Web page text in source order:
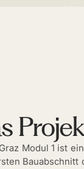
Modul 1 ist
Bauabschnitt